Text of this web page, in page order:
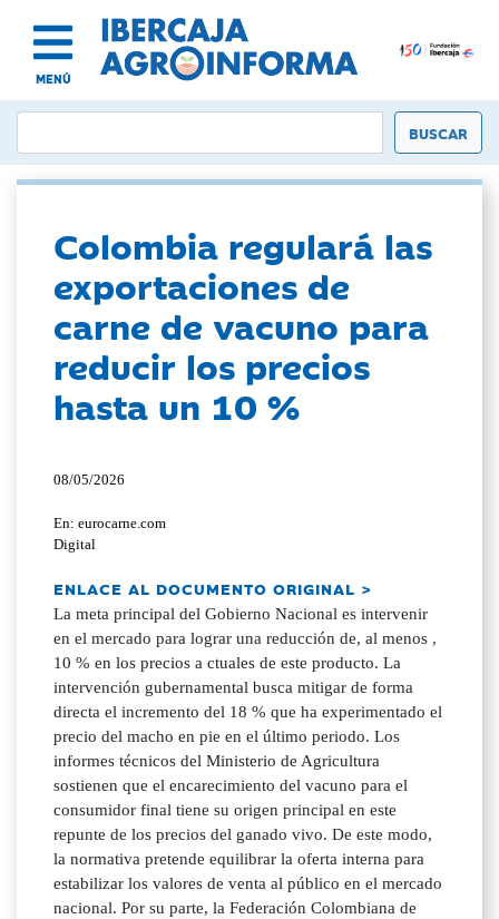
MENÚ
Colombia regulará las
exportaciones de
carne de vacuno para
reducir los precios
hasta un 10 %
08/05/2026
En: eurocarne.com
Digital
ENLACE AL DOCUMENTO ORIGINAL >
La meta principal del Gobierno Nacional es intervenir
en el mercado para lograr una reducción de, al menos ,
10 % en los precios a ctuales de este producto. La
intervención gubernamental busca mitigar de forma
directa el incremento del 18 % que ha experimentado el
precio del macho en pie en el último periodo. Los
informes técnicos del Ministerio de Agricultura
sostienen que el encarecimiento del vacuno para el
consumidor final tiene su origen principal en este
repunte de los precios del ganado vivo. De este modo,
la normativa pretende equilibrar la oferta interna para
estabilizar los valores de venta al público en el mercado
nacional. Por su parte, la Federación Colombiana de